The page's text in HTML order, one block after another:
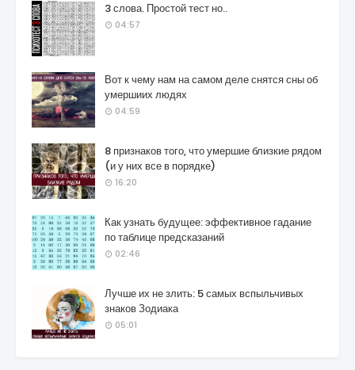
3 слова. Простой тест но..
04:57
Вот к чему нам на самом деле снятся сны об
умершиих людях
04:59
8 признаков того, что умершие близкие рядом
(и у них все в порядке)
16:20
Как узнать будущее: эффективное гадание
по таблице предсказаний
02:46
Лучше их не злить: 5 самых вспыльчивых
знаков Зодиака
05:01